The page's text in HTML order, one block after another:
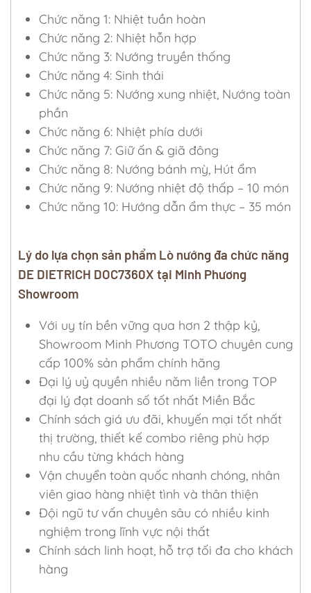
Chức năng 1: Nhiệt tuần hoàn
Chức năng 2: Nhiệt hỗn hợp
Chức năng 3: Nướng truyền thống
Chức năng 4: Sinh thái
Chức năng 5: Nướng xung nhiệt, Nướng toàn
phần
Chức năng 6: Nhiệt phía dưới
Chức năng 7: Giữ ấn & giã đông
Chức năng 8: Nướng bánh mỳ, Hút ẩm
Chức năng 9: Nướng nhiệt độ thấp – 10 món
Chức năng 10: Hướng dẫn ẩm thực – 35 món
Lý do lựa chọn sản phẩm Lò nướng đa chức năng
DE DIETRICH DOC7360X tại Minh Phương
Showroom
Với uy tín bền vững qua hơn 2 thập kỷ,
Showroom Minh Phương TOTO chuyên cung
cấp 100% sản phẩm chính hãng
Đại lý uỷ quyền nhiều năm liền trong TOP
đại lý đạt doanh số tốt nhất Miền Bắc
Chính sách giá ưu đãi, khuyến mại tốt nhất
thị trường, thiết kế combo riêng phù hợp
nhu cầu từng khách hàng
Vận chuyển toàn quốc nhanh chóng, nhân
viên giao hàng nhiệt tình và thân thiện
Đội ngũ tư vấn chuyên sâu có nhiều kinh
nghiệm trong lĩnh vực nội thất
Chính sách linh hoạt, hỗ trợ tối đa cho khách
hàng